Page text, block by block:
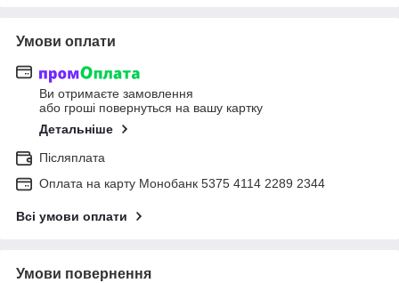
Умови оплати
Ви отримаєте замовлення
або гроші повернуться на вашу картку
Детальніше
Післяплата
Оплата на карту Монобанк 5375 4114 2289 2344
Всі умови оплати
Умови повернення